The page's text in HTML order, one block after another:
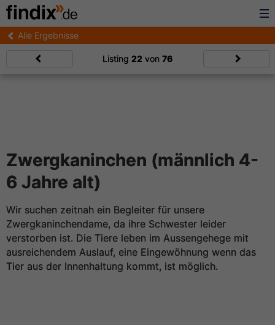
Alle Ergebnisse
Listing 22 von 76
Zwergkaninchen (männlich 4-
6 Jahre alt)
Wir suchen zeitnah ein Begleiter für unsere
Zwergkaninchendame, da ihre Schwester leider
verstorben ist. Die Tiere leben im Aussengehege mit
ausreichendem Auslauf, eine Eingewöhnung wenn das
Tier aus der Innenhaltung kommt, ist möglich.